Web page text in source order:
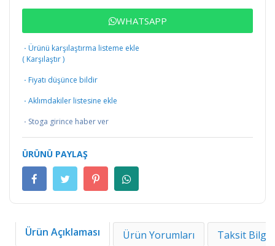
WHATSAPP
· Ürünü karşılaştırma listeme ekle
( Karşılaştır)
· Fiyatı düşünce bildir
· Aklımdakiler listesine ekle
· Stoga girince haber ver
ÜRÜNÜ PAYLAŞ
Ürün Açıklaması Ürün Yorumları Taksit